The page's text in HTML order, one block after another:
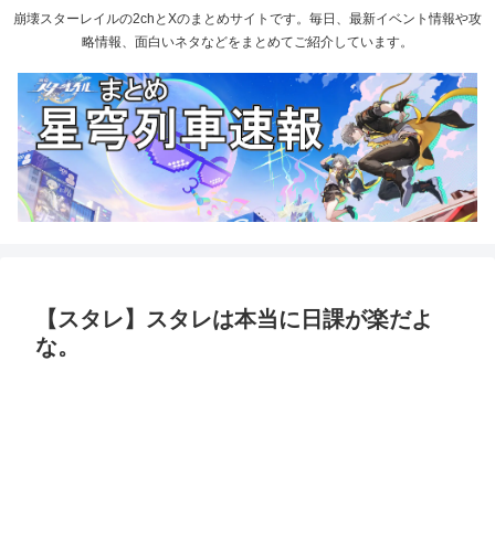
崩壊スターレイルの2chとXのまとめサイトです。毎日、最新イベント情報や攻
略情報、面白いネタなどをまとめてご紹介しています。
【スタレ】スタレは本当に日課が楽だよ
な。